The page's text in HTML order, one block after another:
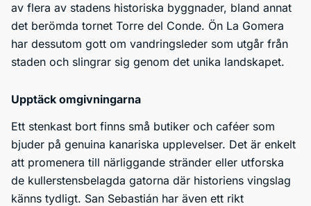
av flera av stadens historiska byggnader, bland annat
det berömda tornet Torre del Conde. Ön La Gomera
har dessutom gott om vandringsleder som utgår från
staden och slingrar sig genom det unika landskapet.
Upptäck omgivningarna
Ett stenkast bort finns små butiker och caféer som
bjuder på genuina kanariska upplevelser. Det är enkelt
att promenera till närliggande stränder eller utforska
de kullerstensbelagda gatorna där historiens vingslag
känns tydligt. San Sebastián har även ett rikt